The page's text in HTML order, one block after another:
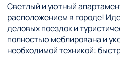
Светлый и уютный
расположением в городе!
деловых поездок и
полностью меблирована и
необходимой техникой: